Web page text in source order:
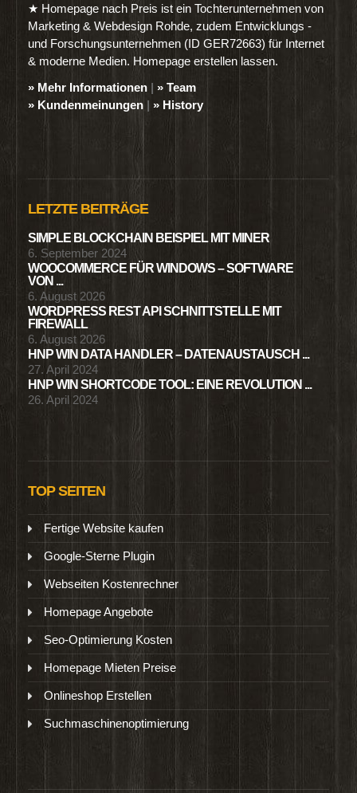
★ Homepage nach Preis ist ein Tochterunternehmen von
Marketing & Webdesign Rohde, zudem Entwicklungs -
und Forschungsunternehmen (ID GER72663) für Internet
& moderne Medien. Homepage erstellen lassen.
» Mehr Informationen | » Team
» Kundenmeinungen | » History
LETZTE BEITRÄGE
SIMPLE BLOCKCHAIN BEISPIEL MIT MINER
6. September 2024
WOOCOMMERCE FÜR WINDOWS – SOFTWARE
VON ...
6. August 2026
WORDPRESS REST API SCHNITTSTELLE MIT
FIREWALL
6. August 2026
HNP WIN DATA HANDLER – DATENAUSTAUSCH ...
27. April 2024
HNP WIN SHORTCODE TOOL: EINE REVOLUTION ...
26. April 2024
TOP SEITEN
Fertige Website kaufen
Google-Sterne Plugin
Webseiten Kostenrechner
Homepage Angebote
Seo-Optimierung Kosten
Homepage Mieten Preise
Onlineshop Erstellen
Suchmaschinenoptimierung